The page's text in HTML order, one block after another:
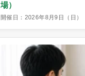
場）
開催日：2026年8月9日（日）